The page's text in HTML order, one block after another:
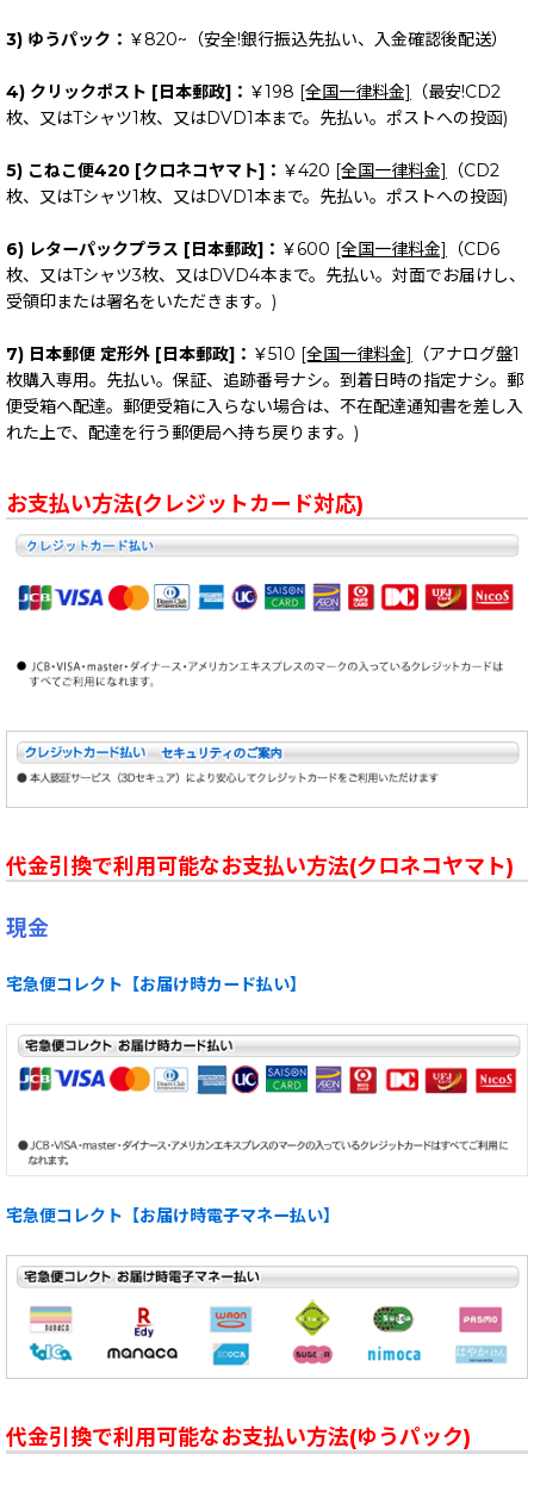
3) ゆうパック： ￥820~（安全!銀行振込先払い、入金確認後配送）
4) クリックポスト [日本郵政]： ￥198 [全国一律料金]
（最安!CD2
枚、又はTシャツ1枚、又はDVD1本まで。先払い。ポストへの投函)
5) こねこ便420 [クロネコヤマト]： ￥420 [全国一律料金]
（CD2
枚、又はTシャツ1枚、又はDVD1本まで。先払い。ポストへの投函)
6) レターパックプラス [日本郵政]： ￥600 [全国一律料金]
（CD6
枚、又はTシャツ3枚、又はDVD4本まで。先払い。対面でお届けし、
受領印または署名をいただきます。)
7) 日本郵便 定形外 [日本郵政]： ￥510 [全国一律料金]
（アナログ盤1
枚購入専用。先払い。保証、追跡番号ナシ。到着日時の指定ナシ。郵
便受箱へ配達。郵便受箱に入らない場合は、不在配達通知書を差し入
れた上で、配達を行う郵便局へ持ち戻ります。)
お支払い方法(クレジットカード対応)
代金引換で利用可能なお支払い方法(クロネコヤマト)
現金
宅急便コレクト【お届け時カード払い】
宅急便コレクト【お届け時電子マネー払い】
代金引換で利用可能なお支払い方法(ゆうパック)